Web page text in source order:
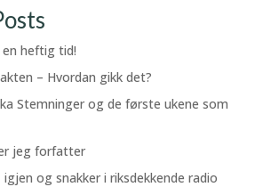
heftig tid!
– Hvordan gikk det?
Stemninger og de første ukene som
jeg forfatter
igjen og snakker i riksdekkende radio